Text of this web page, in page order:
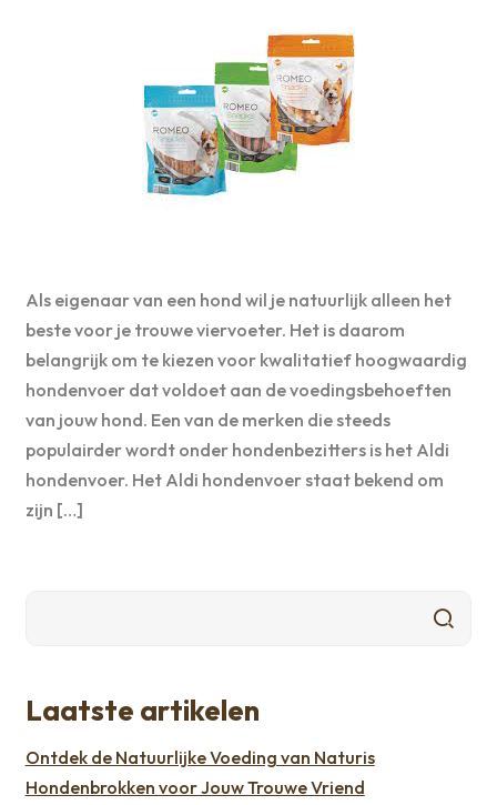
Als eigenaar van een hond wil je natuurlijk alleen het
beste voor je trouwe viervoeter. Het is daarom
belangrijk om te kiezen voor kwalitatief hoogwaardig
hondenvoer dat voldoet aan de voedingsbehoeften
van jouw hond. Een van de merken die steeds
populairder wordt onder hondenbezitters is het Aldi
hondenvoer. Het Aldi hondenvoer staat bekend om
zijn […]
Laatste artikelen
Ontdek de Natuurlijke Voeding van Naturis
Hondenbrokken voor Jouw Trouwe Vriend